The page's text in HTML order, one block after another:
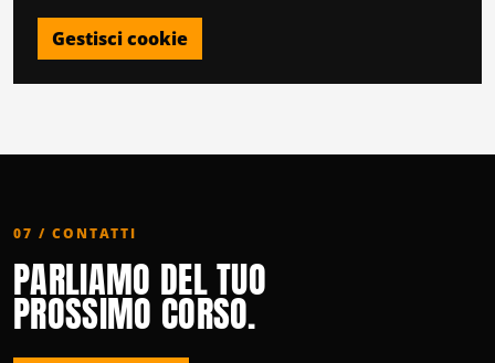
Gestisci cookie
07 / CONTATTI
PARLIAMO DEL TUO
PROSSIMO CORSO.